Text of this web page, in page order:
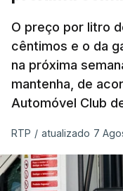
O índice, que
de um cabaz de
comercializados
131,1 pontos em
O aumento dos
nas prateleiras
que os
custos nos
O preço por litro
cêntimos e o da
na próxima
mantenha, de
Automóvel Club
RTP / atualizado 7